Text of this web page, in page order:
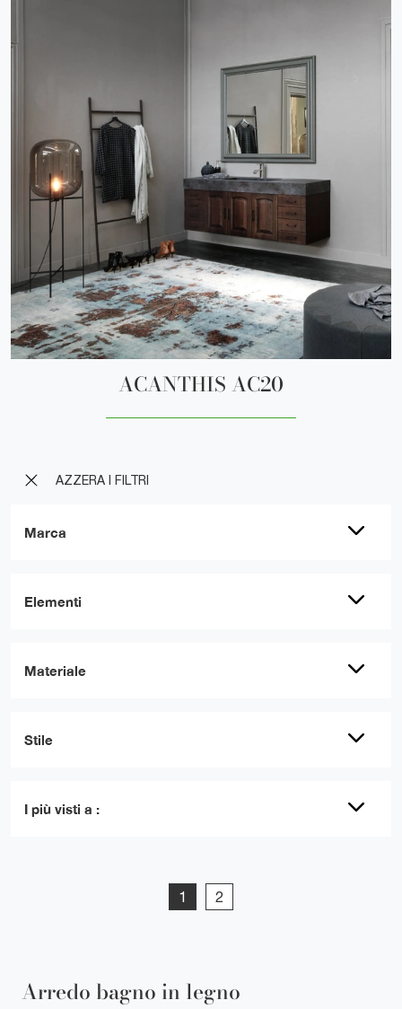
AZZERA I FILTRI
Marca
Elementi
Materiale
Stile
I più visti a :
ACANTHIS AC20
1 2
Arredo bagno in legno